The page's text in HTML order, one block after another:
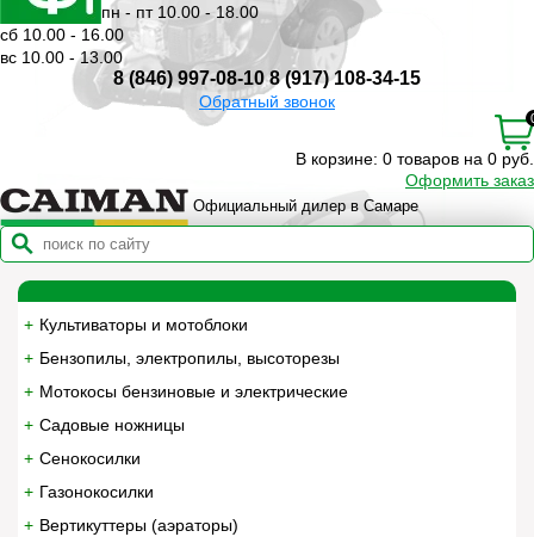
пн - пт 10.00 - 18.00
сб 10.00 - 16.00
вс 10.00 - 13.00
8 (846) 997-08-10 8 (917) 108-34-15
Обратный звонок
В корзине: 0 товаров на 0 руб.
Оформить заказ
Официальный дилер в Самаре
Культиваторы и мотоблоки
Бензопилы, электропилы, высоторезы
Мотокосы бензиновые и электрические
Садовые ножницы
Сенокосилки
Газонокосилки
Вертикуттеры (аэраторы)